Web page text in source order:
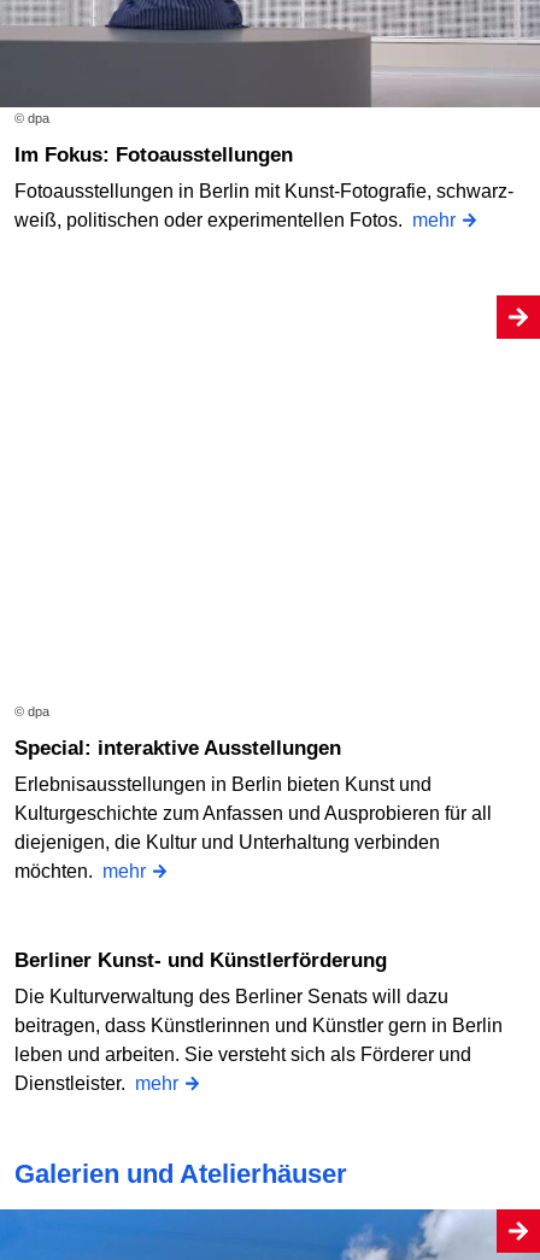
© dpa
Im Fokus: Fotoausstellungen
Fotoausstellungen in Berlin mit Kunst-Fotografie, schwarz-
weiß, politischen oder experimentellen Fotos. mehr
© dpa
Special: interaktive Ausstellungen
Erlebnisausstellungen in Berlin bieten Kunst und
Kulturgeschichte zum Anfassen und Ausprobieren für all
diejenigen, die Kultur und Unterhaltung verbinden
möchten. mehr
Berliner Kunst- und Künstlerförderung
Die Kulturverwaltung des Berliner Senats will dazu
beitragen, dass Künstlerinnen und Künstler gern in Berlin
leben und arbeiten. Sie versteht sich als Förderer und
Dienstleister. mehr
Galerien und Atelierhäuser